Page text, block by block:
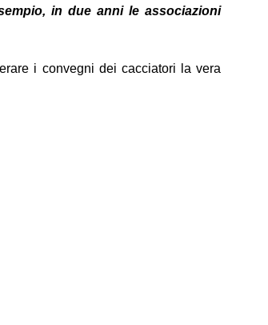
in due anni le associazioni
i convegni dei cacciatori la vera